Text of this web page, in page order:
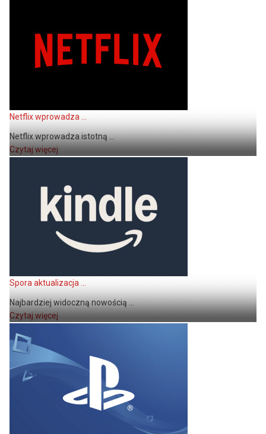
Netflix wprowadza ...
Netflix wprowadza istotną ...
Czytaj więcej
Spora aktualizacja ...
Najbardziej widoczną nowością ...
Czytaj więcej